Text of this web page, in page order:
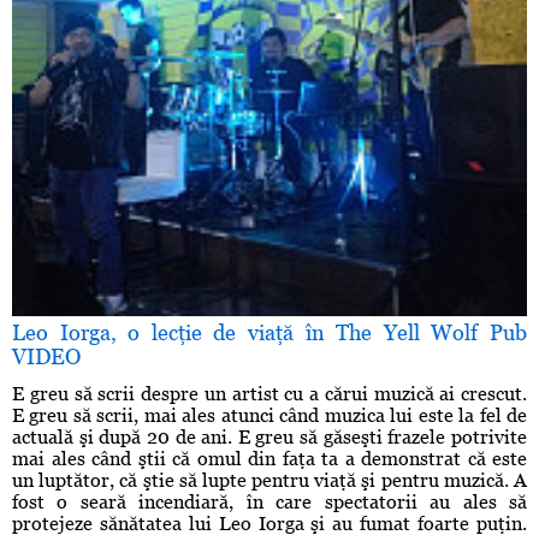
Leo Iorga, o lecţie de viaţă în The Yell Wolf Pub
VIDEO
E greu să scrii despre un artist cu a cărui muzică ai crescut.
E greu să scrii, mai ales atunci când muzica lui este la fel de
actuală şi după 20 de ani. E greu să găseşti frazele potrivite
mai ales când ştii că omul din faţa ta a demonstrat că este
un luptător, că ştie să lupte pentru viaţă şi pentru muzică. A
fost o seară incendiară, în care spectatorii au ales să
protejeze sănătatea lui Leo Iorga şi au fumat foarte puţin.